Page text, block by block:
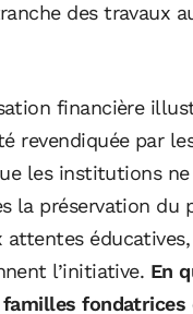
des travaux
financière
revendiquée par
les institutions
la préservation du
attentes
l’initiative. En
familles fondatrices